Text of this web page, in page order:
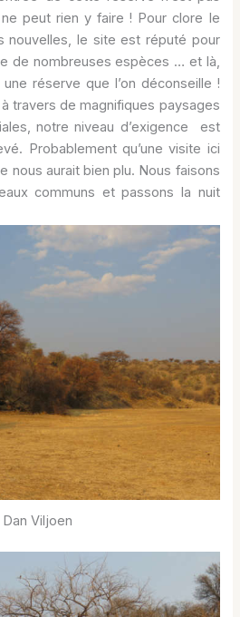
peut rien y faire ! Pour clore le
nouvelles, le site est réputé pour
de nombreuses espèces … et là,
réserve que l’on déconseille !
travers de magnifiques paysages
notre niveau d’exigence est
Probablement qu’une visite ici
nous aurait bien plu. Nous faisons
communs et passons la nuit
Dan Viljoen